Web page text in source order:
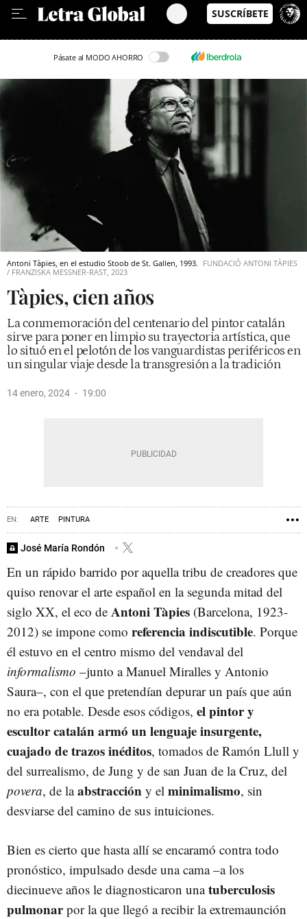
Pásate al MODO AHORRO
Antoni Tàpies, en el estudio Stoob de St. Gallen, 1993. FUNDACIÓ ANTONI TÀPIES
/ FRANZISKA MESSNER-RAST, 2023
Tàpies, cien años
La conmemoración del centenario del pintor catalán
sirve para poner en limpio su trayectoria artística, que
lo situó en el pelotón de los vanguardistas periféricos en
un singular viaje desde la transgresión a la tradición
14 enero, 2024 19:00
ARTE PINTURA
José María Rondón
En un rápido barrido por aquella tribu de creadores que
quiso renovar el arte español en la segunda mitad del
siglo XX, el eco de Antoni Tàpies (Barcelona, 1923-
2012) se impone como referencia indiscutible. Porque
él estuvo en el centro mismo del vendaval del
informalismo –junto a Manuel Miralles y Antonio
Saura–, con el que pretendían depurar un país que aún
no era potable. Desde esos códigos, el pintor y
escultor catalán armó un lenguaje insurgente,
cuajado de trazos inéditos, tomados de Ramón Llull y
del surrealismo, de Jung y de san Juan de la Cruz, del
povera, de laabstracción y el minimalismo, sin
desviarse del camino de sus intuiciones.
Bien es cierto que hasta allí se encaramó contra todo
pronóstico, impulsado desde una cama –a los
diecinueve años le diagnosticaron unatuberculosis
pulmonarpor la que llegó a recibir la extremaunción